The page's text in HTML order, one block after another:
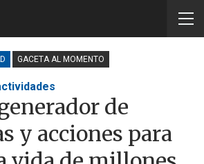
GACETA AL MOMENTO
de
y acciones para